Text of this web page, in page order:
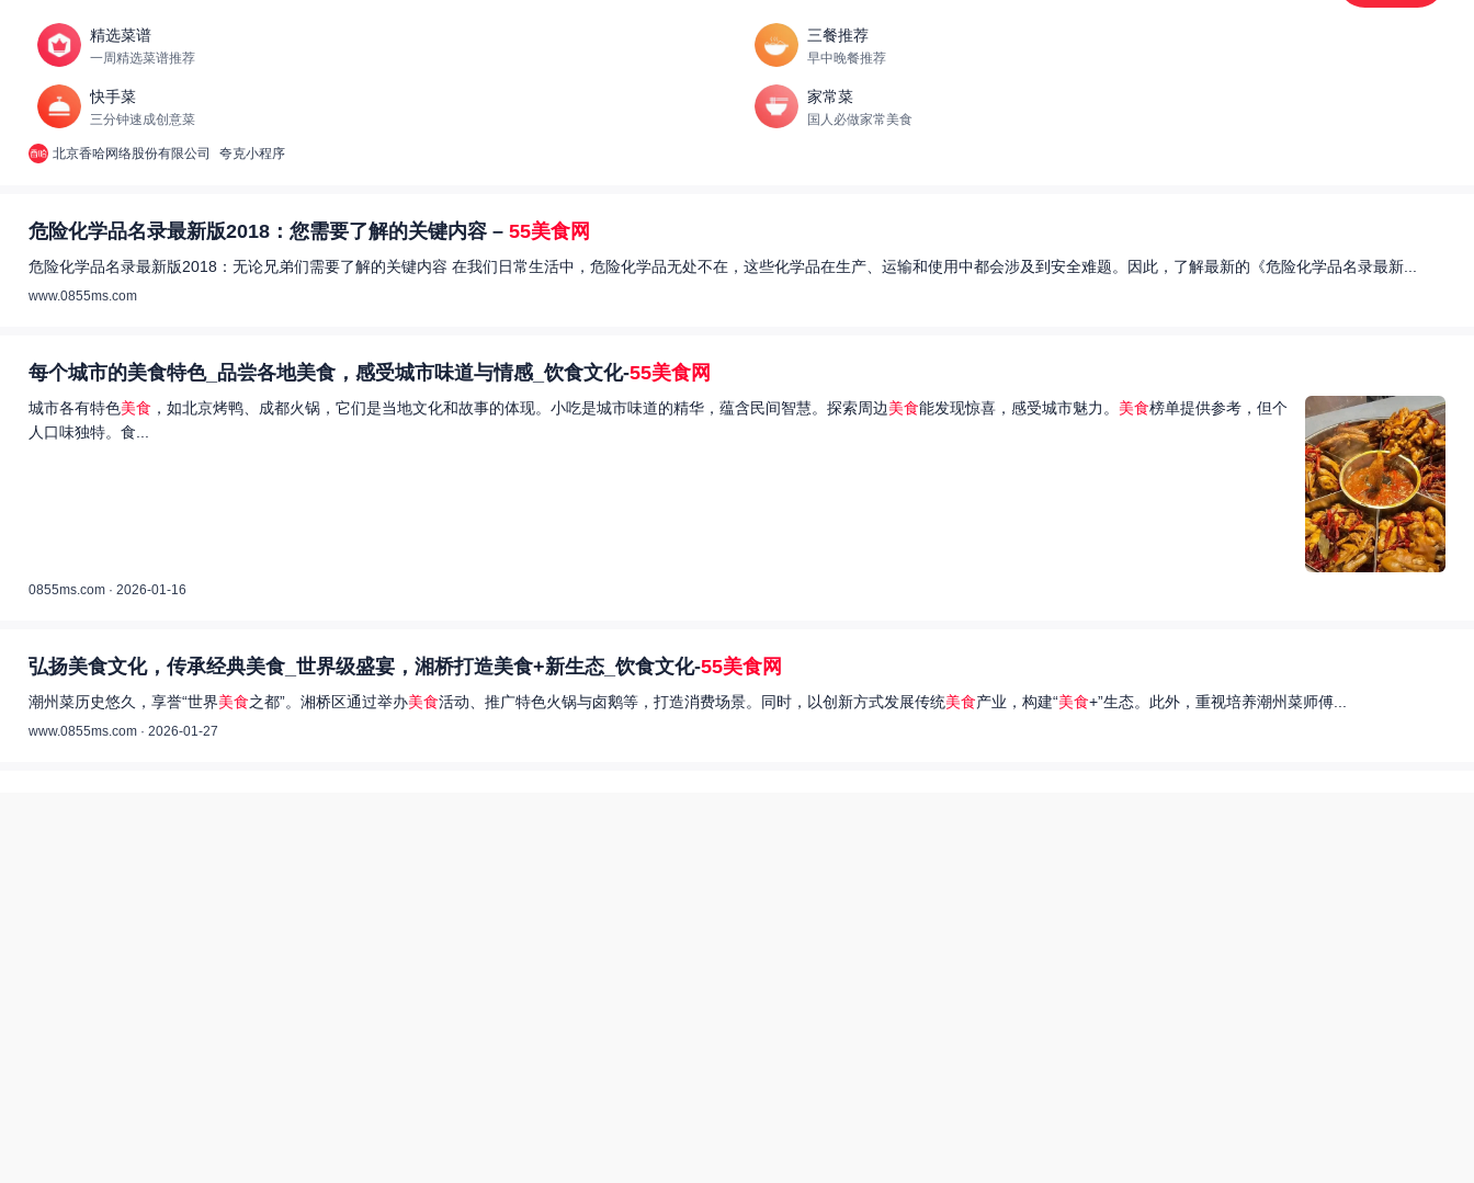
精选菜谱
一周精选菜谱推荐
三餐推荐
早中晚餐推荐
快手菜
三分钟速成创意菜
家常菜
国人必做家常美食
北京香哈网络股份有限公司 夸克小程序
危险化学品名录最新版2018：您需要了解的关键内容 – 55美食网
危险化学品名录最新版2018：无论兄弟们需要了解的关键内容 在我们日常生活中，危险化学品无处不在，这些化学品在生产、运输和使用中都会涉及到安全难题。因此，了解最新的《危险化学品名录最新...
www.0855ms.com
每个城市的美食特色_品尝各地美食，感受城市味道与情感_饮食文化-55美食网
城市各有特色美食 ，如北京烤鸭、成都火锅，它们是当地文化和故事的体现。小吃是城市味道的精华，蕴含民间智慧。探索周边美食能发现惊喜，感受城市魅力。 美食榜单提供参考，但个
人口味独特。食...
0855ms.com · 2026-01-16
弘扬美食文化，传承经典美食_世界级盛宴，湘桥打造美食+新生态_饮食文化-55美食网
潮州菜历史悠久，享誉“世界美食之都”。湘桥区通过举办美食活动、推广特色火锅与卤鹅等，打造消费场景。同时，以创新方式发展传统美食产业，构建“美食+”生态。此外，重视培养潮州菜师傅...
www.0855ms.com · 2026-01-27